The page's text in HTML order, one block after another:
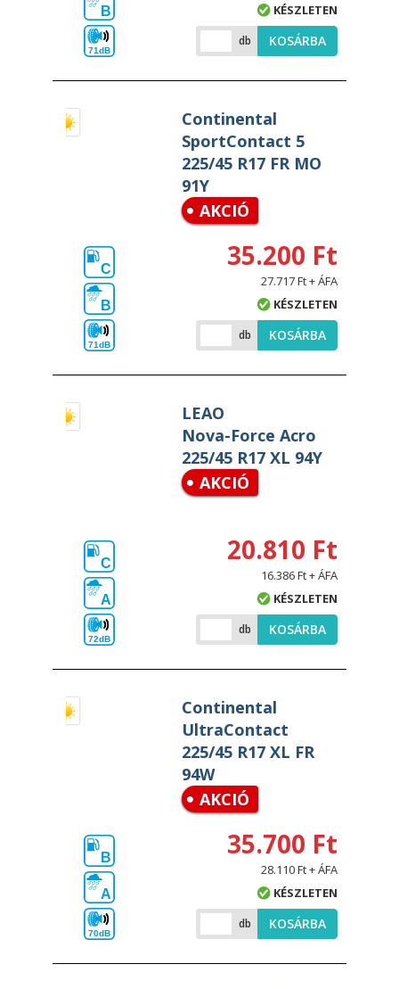
B
71dB
KÉSZLETEN
db KOSÁRBA
Continental
SportContact 5
225/45 R17 FR MO
91Y
AKCIÓ
C
B
71dB
35.200 Ft
27.717 Ft + ÁFA
KÉSZLETEN
db KOSÁRBA
LEAO
Nova-Force Acro
225/45 R17 XL 94Y
AKCIÓ
C
A
72dB
20.810 Ft
16.386 Ft + ÁFA
KÉSZLETEN
db KOSÁRBA
Continental
UltraContact
225/45 R17 XL FR
94W
AKCIÓ
B
A
70dB
35.700 Ft
28.110 Ft + ÁFA
KÉSZLETEN
db KOSÁRBA